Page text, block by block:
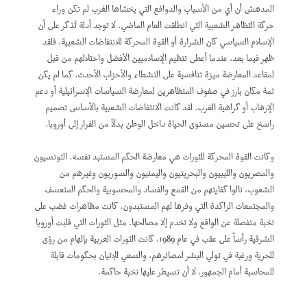
المدهش أن أي من الأسباب والدوافع التي يخشاها الغرب لم تكن وراء
حركة التظاهر الشعبية التي انطلقت العام الماضي. لا توجد أدلة تُذكر على أن
الإسلام السياسي كان الشرارة أو القوة المحركة للانتفاضات الشعبية، فلقد
ظهر فيما بعد، عندما أعطى تنظيم الإسلاميين الأفضل واحتلالهم من قبل
لمقاعد المعارضة ميزة تنافسية على النشطاء والأحزاب الأحدث. كما لم يكن
ثمة مكان بارز في صفوف المتظاهرين لمعارضة السياسات الإسرائيلية أو دعم
الإرهاب أو كراهية الغرب. لقد كانت الانتفاضات الشعبية بالأساس تصميم
راسخ على تحسين مستوى الحياة داخل الوطن بدلاً من الفرار إلى أوروبا.
وكانت القوة المحركة للثورات هي معارضة الحكم المستبد نفسه. التونسيون
والمصريون والليبيون والبحرينيون واليمنيون والسوريون وغيرهم من
الشعوب، نالوا كفايتهم من القمع والفساد والمحسوبية والحكم المتعسف
والمجتمعات الراكدة التي وفرها لهم المستبدون. كانت مظاهرات غضب على
نخبة منفصلة عن الواقع ولا تخدم إلا مصالحها. مثل الثورات التي قلبت أوروبا
الشرقية رأساً على عقب في عام 1989، كانت الثورات العربية بإلهام من رؤى
للحرية ورغبة في تولي البشر لمصائرهم، والسعي للإتيان بحكومات قابلة
للمحاسبة أمام الجمهور، لا أن تسيطر عليها نخبة حاكمة.